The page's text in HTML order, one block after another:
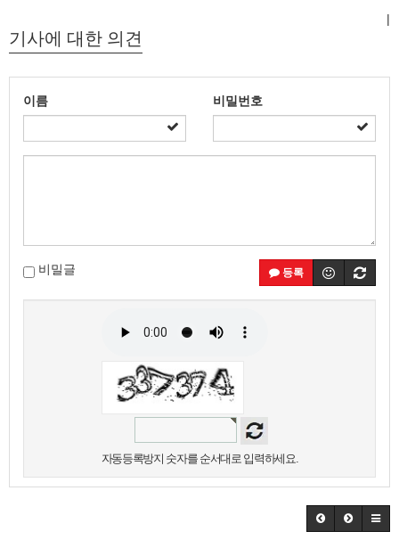
|
기사에 대한 의견
이름 비밀번호
등록
비밀글
자동등록방지 숫자를 순서대로 입력하세요.